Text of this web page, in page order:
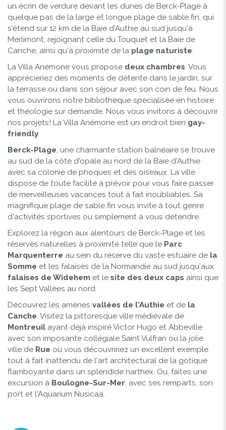
un écrin de verdure devant les dunes de Berck-Plage à
quelque pas de la large et longue plage de sable fin, qui
s'étend sur 12 km de la Baie d'Authie au sud jusqu'à
Merlimont, rejoignant celle du Touquet et la Baie de
Canche, ainsi qu'à proximité de la plage naturiste.
La Villa Anémone vous propose deux chambres. Vous
apprécieriez des moments de détente dans le jardin, sur
la terrasse ou dans son séjour avec son coin de feu. Nous
vous ouvrirons notre bibliothèque spécialisée en histoire
et théologie sur demande. Nous vous invitons à découvrir
nos projets! La Villa Anémone est un endroit bien gay-
friendly.
Berck-Plage, une charmante station balnéaire se trouve
au sud de la côte d'opale au nord de la Baie d'Authie
avec sa colonie de phoques et des oiseaux. La ville
dispose de toute facilité à prévoir pour vous faire passer
de merveilleuses vacances tout à fait inoubliables. Sa
magnifique plage de sable fin vous invite à tout genre
d'activités sportives ou simplement à vous détendre.
Explorez la région aux alentours de Berck-Plage et les
réserves naturelles à proximité telle que le Parc
Marquenterre au sein du réserve du vaste estuaire de la
Somme et les falaises de la Normandie au sud jusqu'aux
falaises de Widehem et le site des deux caps ainsi que
les Sept Vallées au nord.
Découvrez les amènes vallées de l'Authie et de la
Canche. Visitez la pittoresque ville médiévale de
Montreuil ayant déjà inspiré Victor Hugo et Abbeville
avec son imposante collégiale Saint Vulfran ou la jolie
ville de Rue où vous découvririez un excellent exemple
tout à fait inattendu de l'art architectural de la gotique
flamboyante dans un splendide narthex. Ou, faites une
excursion à Boulogne-Sur-Mer, avec ses remparts, son
port et l'Aquarium Nusicaa.